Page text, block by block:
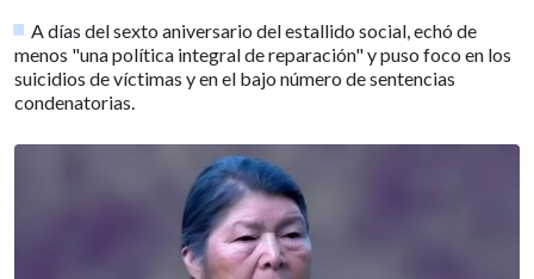
A días del sexto aniversario del estallido social, echó de
menos "una política integral de reparación" y puso foco en los
suicidios de víctimas y en el bajo número de sentencias
condenatorias.